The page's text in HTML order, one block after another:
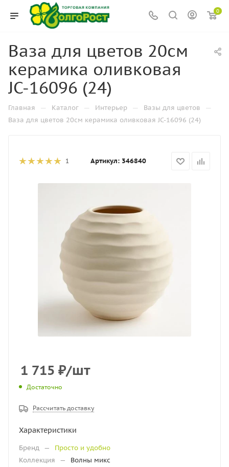
0
Ваза для цветов 20см
керамика оливковая
JC-16096 (24)
Главная — Каталог — Интерьер — Вазы для цветов —
Ваза для цветов 20см керамика оливковая JC-16096 (24)
1 Артикул: 346840
1 715 ₽/шт
Достаточно
Рассчитать доставку
Характеристики
Бренд —
Просто и удобно
Коллекция
—
Волны микс